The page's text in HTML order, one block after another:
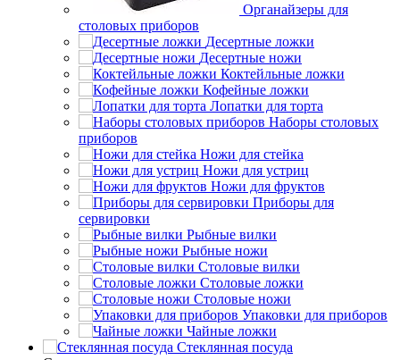
Органайзеры для
столовых приборов
Десертные ложки
Десертные ножи
Коктейльные ложки
Кофейные ложки
Лопатки для торта
Наборы столовых
приборов
Ножи для стейка
Ножи для устриц
Ножи для фруктов
Приборы для
сервировки
Рыбные вилки
Рыбные ножи
Столовые вилки
Столовые ложки
Столовые ножи
Упаковки для приборов
Чайные ложки
Стеклянная посуда